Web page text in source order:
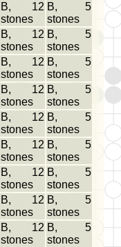
B, 12
stones
B, 5
stones
B, 12
stones
B, 5
stones
B, 12
stones
B, 5
stones
B, 12
stones
B, 5
stones
B, 12
stones
B, 5
stones
B, 12
stones
B, 5
stones
B, 12
stones
B, 5
stones
B, 12
stones
B, 5
stones
B, 12
stones
B, 5
stones